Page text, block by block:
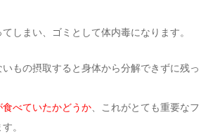
しまい、ゴミとして体内毒になります。
いもの摂取すると身体から分解できずに残っ
食べていたかどうか、これがとても重要なフ
。